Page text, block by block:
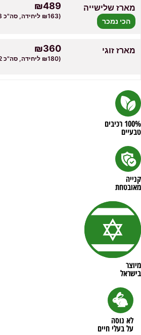
מארז זוגי ₪360
(₪180 ליחידה, סה"כ 2 יח')
מארז שלישייה
הכי נמכר
₪489
(₪163 ליחידה, סה"כ 3 יח')
100% רכיבים
טבעיים
קנייה
מאובטחת
מיוצר
בישראל
לא נוסה
על בעלי חיים